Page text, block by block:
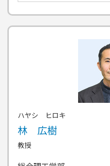
ハヤシ ヒロキ
林 広樹
教授